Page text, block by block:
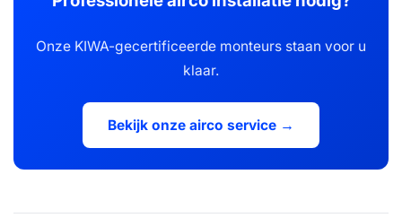
Onze KIWA-gecertificeerde monteurs staan voor u
klaar.
Bekijk onze airco service →